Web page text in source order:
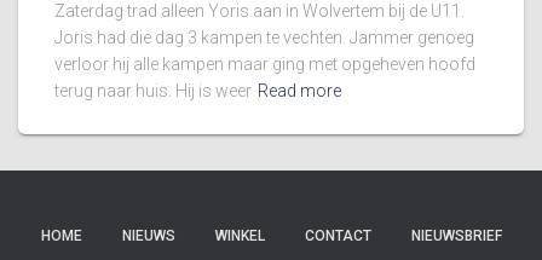
Zaterdag trad alleen Yoris aan in Wolvertem bij de U11.
Joris had die dag 3 kampen te vechten. Jammer genoeg
verloor hij alle kampen maar ging met opgeheven hoofd
terug naar huis. Hij is weer Read more
HOME NIEUWS WINKEL CONTACT NIEUWSBRIEF